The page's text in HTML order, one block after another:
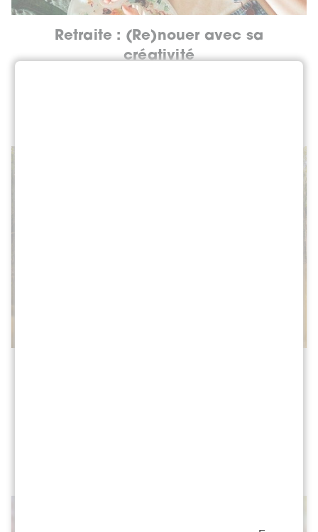
Retraite : (Re)nouer avec sa
créativité